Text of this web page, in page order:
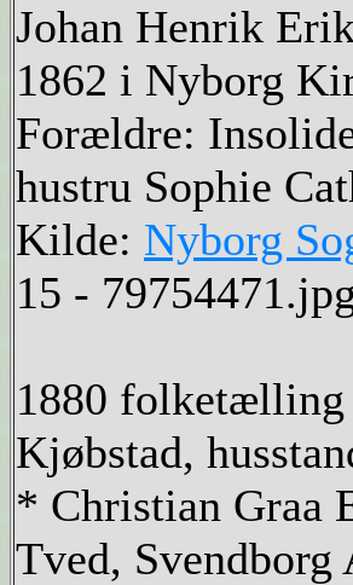
Johan Henrik
1862 i Nyborg
Forældre:
hustru Sophie
Kilde: Nyborg
15 -
1880 folketælling
Kjøbstad,
* Christian Graa
Tved, Svendborg